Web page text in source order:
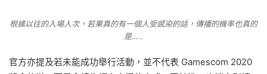
根據以往的入場人次，若果真的有一個人受感染的話，傳播的機率也真的
是…..
官方亦提及若未能成功舉行活動，並不代表 Gamescom 2020